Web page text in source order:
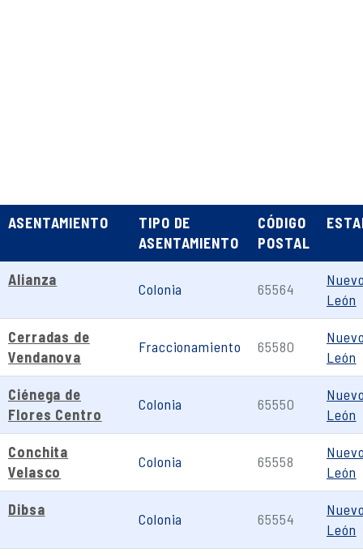
ASENTAMIENTO
TIPO DE
ASENTAMIENTO
CÓDIGO
POSTAL
Alianza
Colonia 65564
León
Cerradas de
Vendanova
Fraccionamiento 65580
León
Ciénega de
Flores Centro
Colonia 65550
León
Conchita
Velasco
Colonia 65558
León
Dibsa
Colonia 65554
León